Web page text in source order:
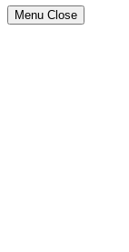
Menu Close